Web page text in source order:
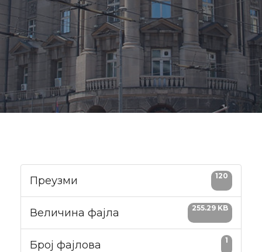
Преузми 120
Величина фајла 255.29 KB
Број фајлова 1